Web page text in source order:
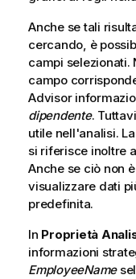
Anche se tali
cercando, è
campi selezionati.
campo
Advisor
dipendente.
utile nell'analisi.
si riferisce inoltre
Anche se ciò non
visualizzare dati
predefinita.
In Proprietà
informazioni
EmployeeName